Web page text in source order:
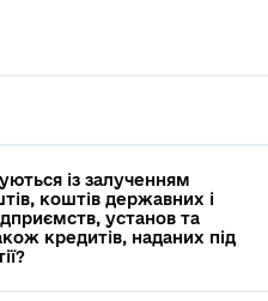
із залученням
коштів державних і
установ та
кредитів, наданих під